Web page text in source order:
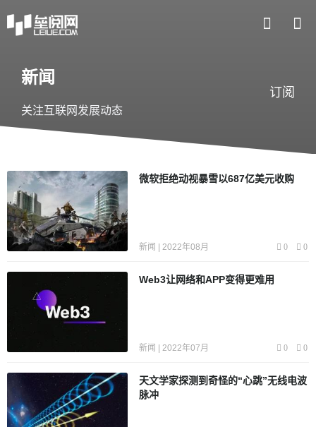
新闻
关注互联网发展动态
订阅
微软拒绝动视暴雪以687亿美元收购
新闻 | 2022年08月 0 0
Web3让网络和APP变得更难用
新闻 | 2022年07月 0 0
天文学家探测到奇怪的“心跳”无线电波
脉冲